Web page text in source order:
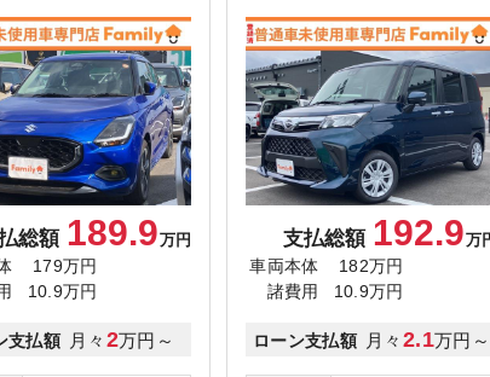
総額 189.9万円
179万円
10.9万円
支払額 月々 2万円～
支払総額 192.9万
車両本体
182万円
諸費用
10.9万円
ローン支払額 月々 2.1万円～